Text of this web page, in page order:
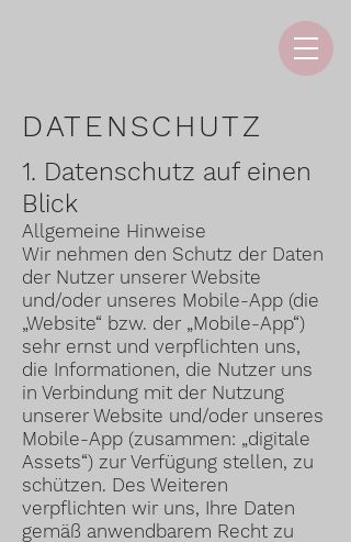
DATENSCHUTZ
1. Datenschutz auf einen
Blick
Allgemeine Hinweise
Wir nehmen den Schutz der Daten
der Nutzer unserer Website
und/oder unseres Mobile-App (die
„Website“ bzw. der „Mobile-App“)
sehr ernst und verpflichten uns,
die Informationen, die Nutzer uns
in Verbindung mit der Nutzung
unserer Website und/oder unseres
Mobile-App (zusammen: „digitale
Assets“) zur Verfügung stellen, zu
schützen. Des Weiteren
verpflichten wir uns, Ihre Daten
gemäß anwendbarem Recht zu